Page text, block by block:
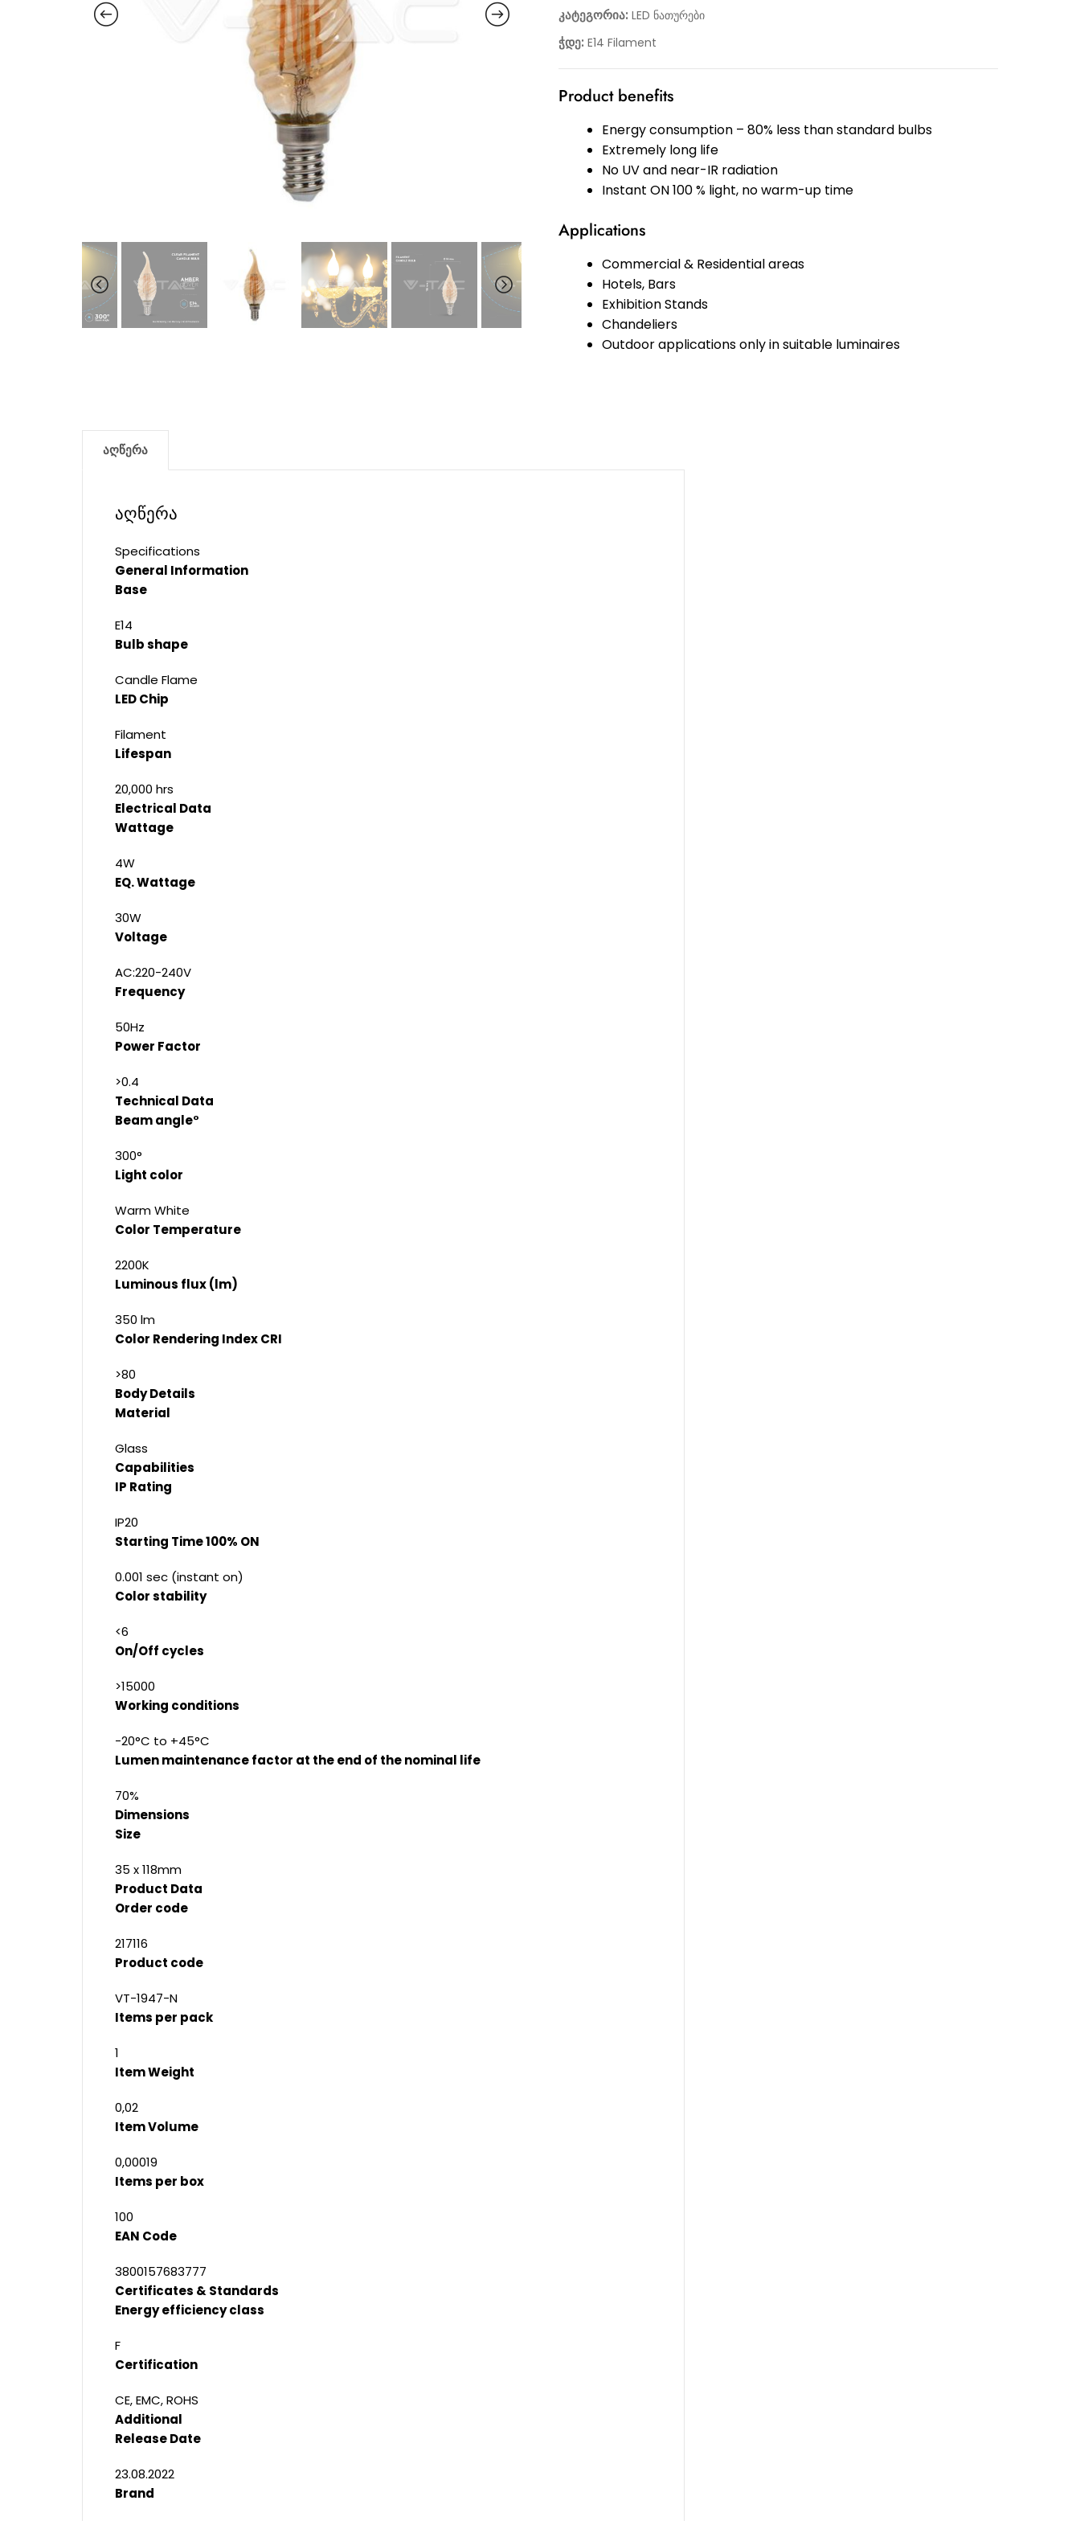
კატეგორია: LED ნათურები
ჭდე: E14 Filament
Product benefits
Energy consumption – 80% less than standard bulbs
Extremely long life
No UV and near-IR radiation
Instant ON 100 % light, no warm-up time
Applications
Commercial & Residential areas
Hotels, Bars
Exhibition Stands
Chandeliers
Outdoor applications only in suitable luminaires
აღწერა
აღწერა
Specifications
General Information
Base
E14
Bulb shape
Candle Flame
LED Chip
Filament
Lifespan
20,000 hrs
Electrical Data
Wattage
4W
EQ. Wattage
30W
Voltage
AC:220-240V
Frequency
50Hz
Power Factor
>0.4
Technical Data
Beam angle°
300°
Light color
Warm White
Color Temperature
2200K
Luminous flux (lm)
350 lm
Color Rendering Index CRI
>80
Body Details
Material
Glass
Capabilities
IP Rating
IP20
Starting Time 100% ON
0.001 sec (instant on)
Color stability
<6
On/Off cycles
>15000
Working conditions
-20°C to +45°C
Lumen maintenance factor at the end of the nominal life
70%
Dimensions
Size
35 x 118mm
Product Data
Order code
217116
Product code
VT-1947-N
Items per pack
1
Item Weight
0,02
Item Volume
0,00019
Items per box
100
EAN Code
3800157683777
Certificates & Standards
Energy efficiency class
F
Certification
CE, EMC, ROHS
Additional
Release Date
23.08.2022
Brand